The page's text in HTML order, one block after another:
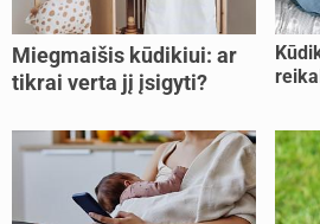
Miegmaišis kūdikiui: ar
tikrai verta jį įsigyti?